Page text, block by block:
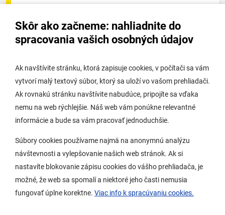
Skôr ako začneme: nahliadnite do
spracovania vašich osobných údajov
Ak navštívite stránku, ktorá zapisuje cookies, v počítači sa vám
vytvorí malý textový súbor, ktorý sa uloží vo vašom prehliadači.
Ak rovnakú stránku navštívite nabudúce, pripojíte sa vďaka
nemu na web rýchlejšie. Náš web vám ponúkne relevantné
informácie a bude sa vám pracovať jednoduchšie.
Súbory cookies používame najmä na anonymnú analýzu
návštevnosti a vylepšovanie našich web stránok. Ak si
nastavíte blokovanie zápisu cookies do vášho prehliadača, je
možné, že web sa spomalí a niektoré jeho časti nemusia
fungovať úplne korektne. Viac info k spracúvaniu cookies.
Úradná tabuľa stavebného úradu
Potrebujem vybaviť
Samospráva
O Lamači
Mobilná aplikácia